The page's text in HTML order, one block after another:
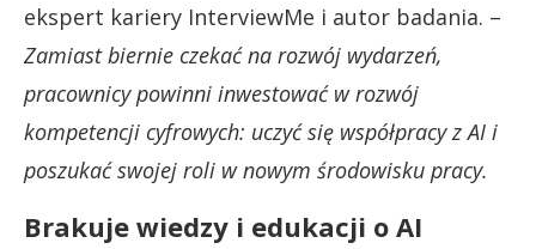
ekspert kariery InterviewMe i autor badania. –
Zamiast biernie czekać na rozwój wydarzeń,
pracownicy powinni inwestować w rozwój
kompetencji cyfrowych: uczyć się współpracy z AI i
poszukać swojej roli w nowym środowisku pracy.
Brakuje wiedzy i edukacji o AI